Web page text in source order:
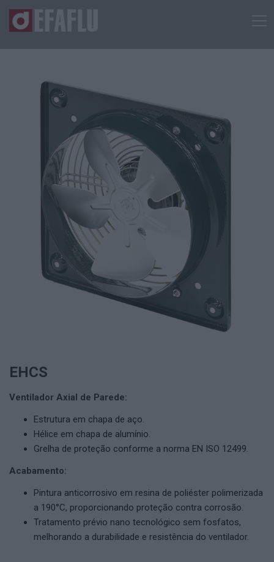
EHCS
Ventilador Axial de Parede:
Estrutura em chapa de aço.
Hélice em chapa de alumínio.
Grelha de proteção conforme a norma EN ISO 12499.
Acabamento:
Pintura anticorrosivo em resina de poliéster polimerizada
a 190°C, proporcionando proteção contra corrosão.
Tratamento prévio nano tecnológico sem fosfatos,
melhorando a durabilidade e resistência do ventilador.